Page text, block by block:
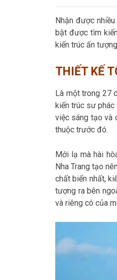
Nhận được
bật được tìm
kiến trúc ấn
THIẾT KẾ
Là một trong 27
kiến trúc sư
việc sáng tạo và
thuộc trước đó.
Mới lạ mà hài
Nha Trang tạo
chất biển nhất,
tượng ra bên
và riêng có của